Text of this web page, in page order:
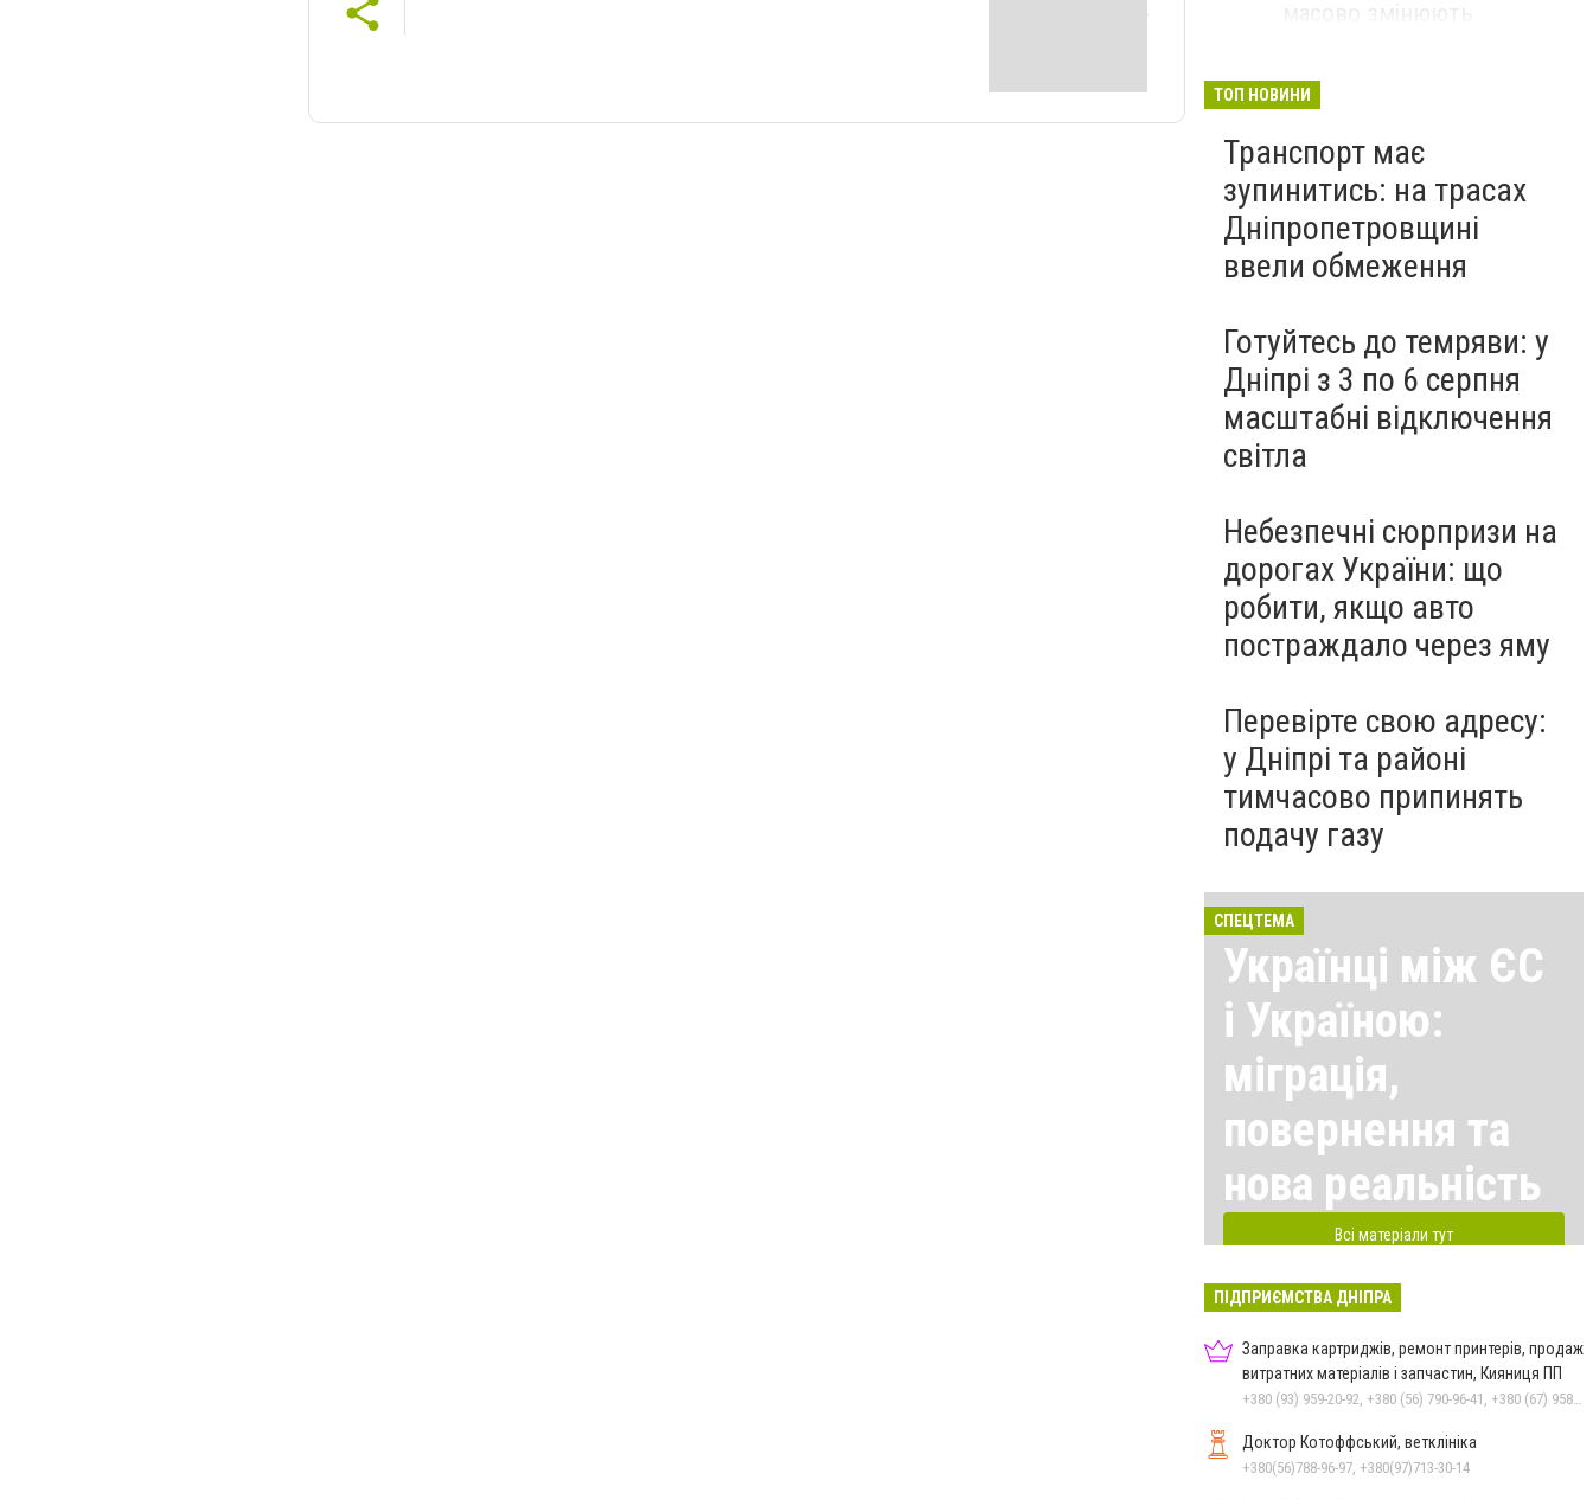
ТОП НОВИНИ
Транспорт має
зупинитись: на трасах
Дніпропетровщині
ввели обмеження
Готуйтесь до темряви: у
Дніпрі з 3 по 6 серпня
масштабні відключення
світла
Небезпечні сюрпризи на
дорогах України: що
робити, якщо авто
постраждало через яму
Перевірте свою адресу:
у Дніпрі та районі
тимчасово припинять
подачу газу
СПЕЦТЕМА
Українці між ЄС
і Україною:
міграція,
повернення та
нова реальність
Всі матеріали тут
ПІДПРИЄМСТВА ДНІПРА
Заправка картриджів, ремонт принтерів, продаж
витратних матеріалів і запчастин, Кияниця ПП
Доктор Котоффський, ветклініка
+380(56)788-96-97, +380(97)713-30-14